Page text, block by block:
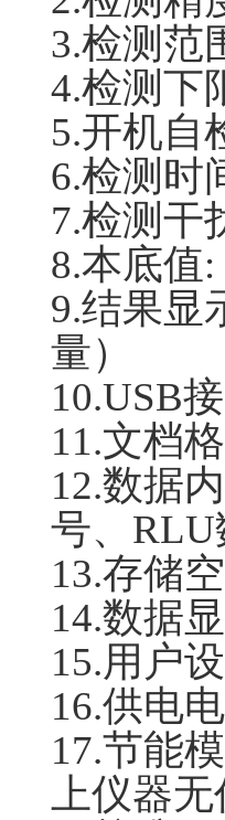
3.检测范
4.检测下
5.开机自
6.检测时
7.检测干
8.本底值
9.结果显
量）
10.USB
11.文档
12.数据
号、
13.存储
14.数据
15.用户
16.供电
17.节能
上仪器